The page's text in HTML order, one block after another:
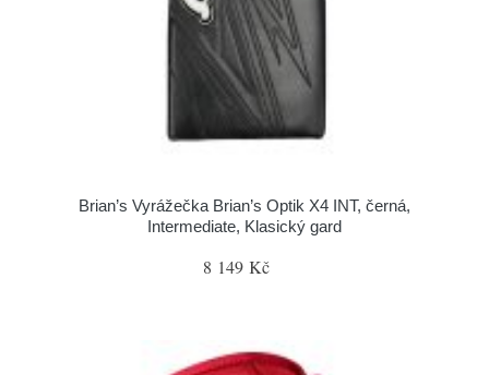
Brian’s Vyrážečka Brian’s Optik X4 INT, černá,
Intermediate, Klasický gard
8 149 Kč